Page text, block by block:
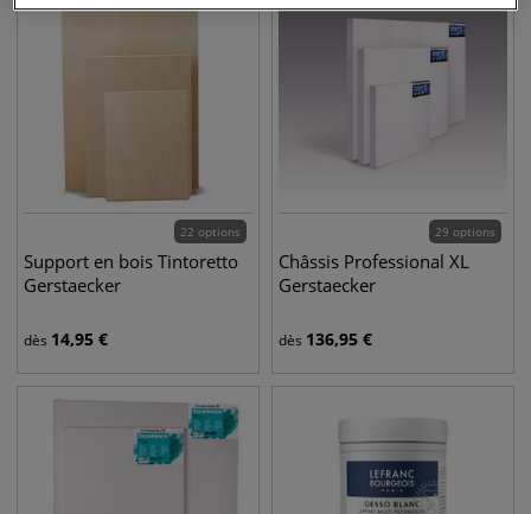
22 options
Support en bois Tintoretto
Gerstaecker
dès 14,95 €
29 options
Châssis Professional XL
Gerstaecker
dès 136,95 €